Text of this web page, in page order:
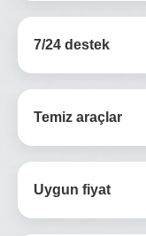
7/24 destek
Temiz araçlar
Uygun fiyat